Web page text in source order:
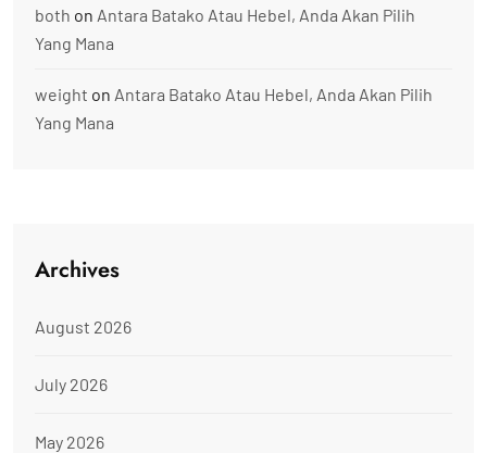
both on Antara Batako Atau Hebel, Anda Akan Pilih
Yang Mana
weight on Antara Batako Atau Hebel, Anda Akan Pilih
Yang Mana
Archives
August 2026
July 2026
May 2026